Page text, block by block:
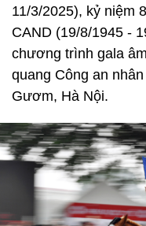
11/3/2025), kỷ niệm
CAND (19/8/1945 -
chương trình gala
quang Công an
Gươm, Hà Nội.